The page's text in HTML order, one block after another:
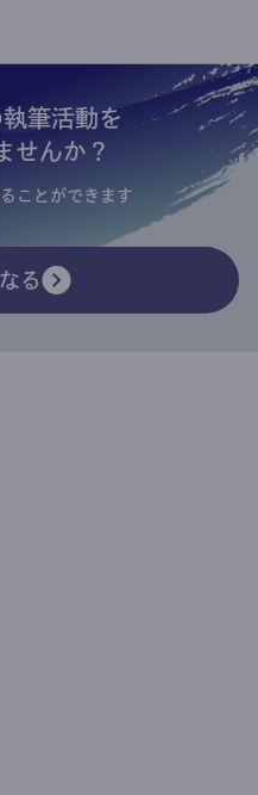
筆活動を
せんか？
ことができます
る